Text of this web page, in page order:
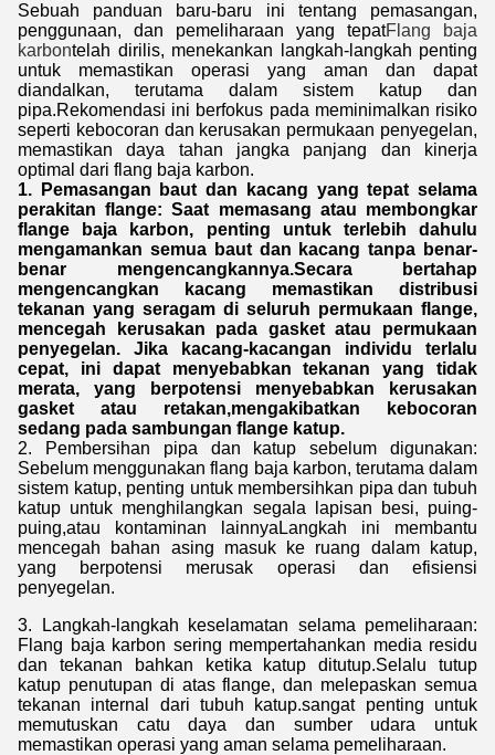
Sebuah panduan baru-baru ini tentang pemasangan,
penggunaan, dan pemeliharaan yang tepatFlang baja
karbontelah dirilis, menekankan langkah-langkah penting
untuk memastikan operasi yang aman dan dapat
diandalkan, terutama dalam sistem katup dan
pipa.Rekomendasi ini berfokus pada meminimalkan risiko
seperti kebocoran dan kerusakan permukaan penyegelan,
memastikan daya tahan jangka panjang dan kinerja
optimal dari flang baja karbon.
1. Pemasangan baut dan kacang yang tepat selama
perakitan flange: Saat memasang atau membongkar
flange baja karbon, penting untuk terlebih dahulu
mengamankan semua baut dan kacang tanpa benar-
benar mengencangkannya.Secara bertahap
mengencangkan kacang memastikan distribusi
tekanan yang seragam di seluruh permukaan flange,
mencegah kerusakan pada gasket atau permukaan
penyegelan. Jika kacang-kacangan individu terlalu
cepat, ini dapat menyebabkan tekanan yang tidak
merata, yang berpotensi menyebabkan kerusakan
gasket atau retakan,mengakibatkan kebocoran
sedang pada sambungan flange katup.
2. Pembersihan pipa dan katup sebelum digunakan:
Sebelum menggunakan flang baja karbon, terutama dalam
sistem katup, penting untuk membersihkan pipa dan tubuh
katup untuk menghilangkan segala lapisan besi, puing-
puing,atau kontaminan lainnyaLangkah ini membantu
mencegah bahan asing masuk ke ruang dalam katup,
yang berpotensi merusak operasi dan efisiensi
penyegelan.
3. Langkah-langkah keselamatan selama pemeliharaan:
Flang baja karbon sering mempertahankan media residu
dan tekanan bahkan ketika katup ditutup.Selalu tutup
katup penutupan di atas flange, dan melepaskan semua
tekanan internal dari tubuh katup.sangat penting untuk
memutuskan catu daya dan sumber udara untuk
memastikan operasi yang aman selama pemeliharaan.